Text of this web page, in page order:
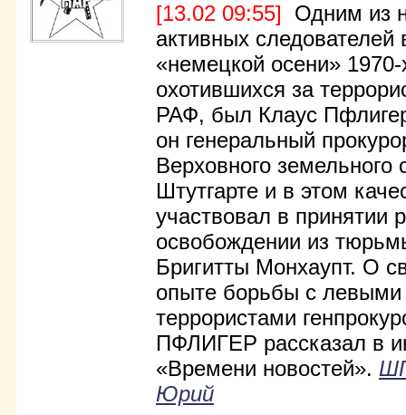
[13.02 09:55] Одним из
активных следователей
«немецкой осени» 1970-
охотившихся за
РАФ, был Клаус
он генеральный
Верховного земельного
Штутгарте и в этом
участвовал в принятии
освобождении из
Бригитты Монхаупт. О
опыте борьбы с левыми
террористами
ПФЛИГЕР рассказал в
«Времени новостей».
Юрий